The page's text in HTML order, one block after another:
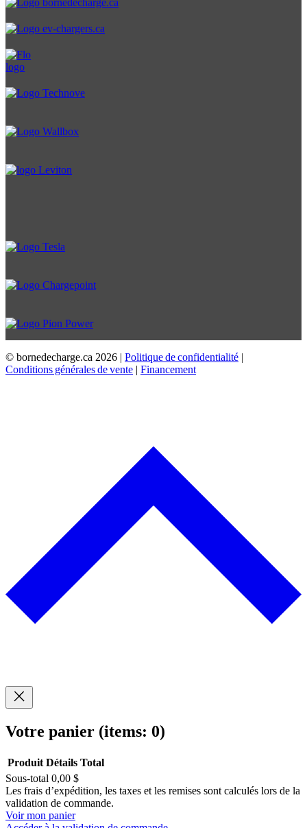
© bornedecharge.ca 2026 | Politique de confidentialité |
Conditions générales de vente | Financement
Votre panier (items: 0)
Produits
dans
Produit Détails Total
Sous-total 0,00 $
Les frais d’expédition, les taxes et les remises sont calculés lors de la
validation de commande.
Voir mon panier